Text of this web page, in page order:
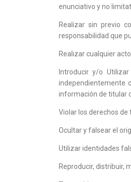
enunciativo y no
Realizar sin previo
responsabilidad que
Realizar cualquier
Introducir y/o
independientemente
información de titular
Violar los derechos de
Ocultar y falsear el
Utilizar identidades
Reproducir, distribuir,